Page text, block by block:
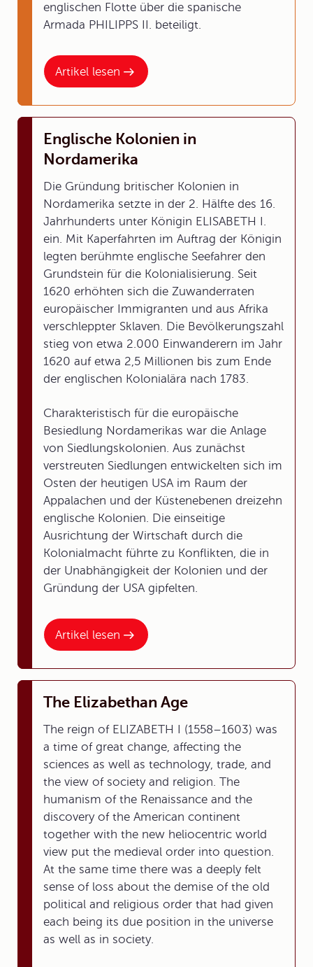
Artikel lesen
englischen Flotte über die spanische
Armada PHILIPPS II. beteiligt.
Artikel lesen
Englische Kolonien in
Nordamerika
Die Gründung britischer Kolonien in
Nordamerika setzte in der 2. Hälfte des 16.
Jahrhunderts unter Königin ELISABETH I.
ein. Mit Kaperfahrten im Auftrag der Königin
legten berühmte englische Seefahrer den
Grundstein für die Kolonialisierung. Seit
1620 erhöhten sich die Zuwanderraten
europäischer Immigranten und aus Afrika
verschleppter Sklaven. Die Bevölkerungszahl
stieg von etwa 2.000 Einwanderern im Jahr
1620 auf etwa 2,5 Millionen bis zum Ende
der englischen Kolonialära nach 1783.
Charakteristisch für die europäische
Besiedlung Nordamerikas war die Anlage
von Siedlungskolonien. Aus zunächst
verstreuten Siedlungen entwickelten sich im
Osten der heutigen USA im Raum der
Appalachen und der Küstenebenen dreizehn
englische Kolonien. Die einseitige
Ausrichtung der Wirtschaft durch die
Kolonialmacht führte zu Konflikten, die in
der Unabhängigkeit der Kolonien und der
Gründung der USA gipfelten.
The Elizabethan Age
The reign of ELIZABETH I (1558–1603) was
a time of great change, affecting the
sciences as well as technology, trade, and
the view of society and religion. The
humanism of the Renaissance and the
discovery of the American continent
together with the new heliocentric world
view put the medieval order into question.
At the same time there was a deeply felt
sense of loss about the demise of the old
political and religious order that had given
each being its due position in the universe
as well as in society.